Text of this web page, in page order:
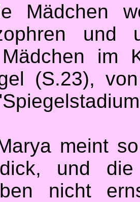
Mädchen
und
im
(S.23),
meint
und die
nicht